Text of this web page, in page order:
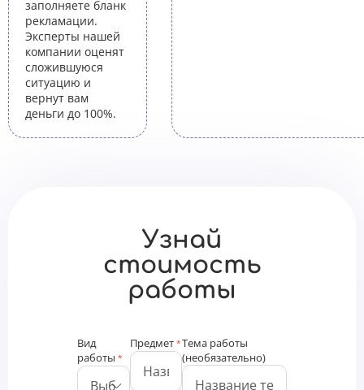
заполняете бланк
рекламации.
Эксперты нашей
компании оценят
сложившуюся
ситуацию и
вернут вам
деньги до 100%.
Узнай
стоимость
работы
Вид
работы *
Предмет *Тема работы
(необязательно)